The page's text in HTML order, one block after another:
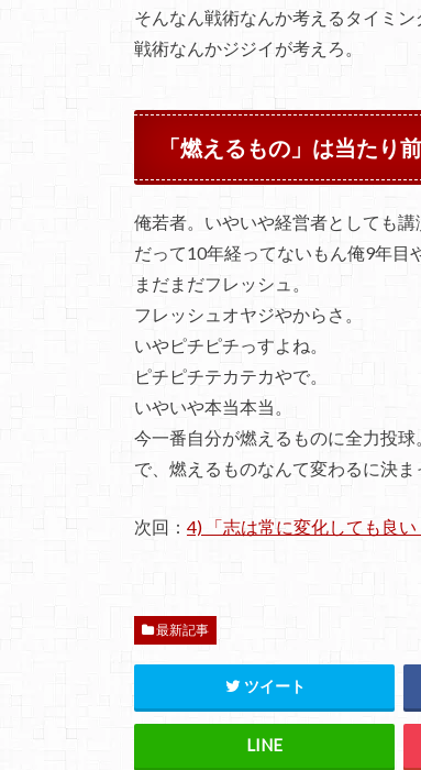
そんなん戦術なんか考えるタイミン
戦術なんかジジイが考えろ。
「燃えるもの」は当たり
俺若者。いやいや経営者としても講
だって10年経ってないもん俺9年目
まだまだフレッシュ。
フレッシュオヤジやからさ。
いやピチピチっすよね。
ピチピチテカテカやで。
いやいや本当本当。
今一番自分が燃えるものに全力投球
で、燃えるものなんて変わるに決ま
次回： 4) 「志は常に変化しても良
最新記事
ツイート